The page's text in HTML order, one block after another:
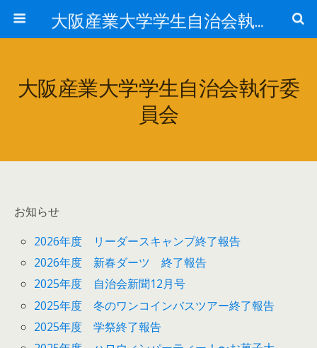
大阪産業大学学生自治会執行委員会
大阪産業大学学生自治会執行委
員会
お知らせ
2026年度 リーダースキャンプ終了報告
2026年度 新春ダーツ 終了報告
2025年度 自治会新聞12月号
2025年度 冬のワンコインバスツアー終了報告
2025年度 学祭終了報告